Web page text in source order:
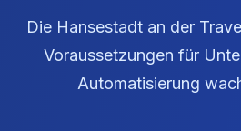
Die Hansestadt an der
Voraussetzungen für
Automatisierung